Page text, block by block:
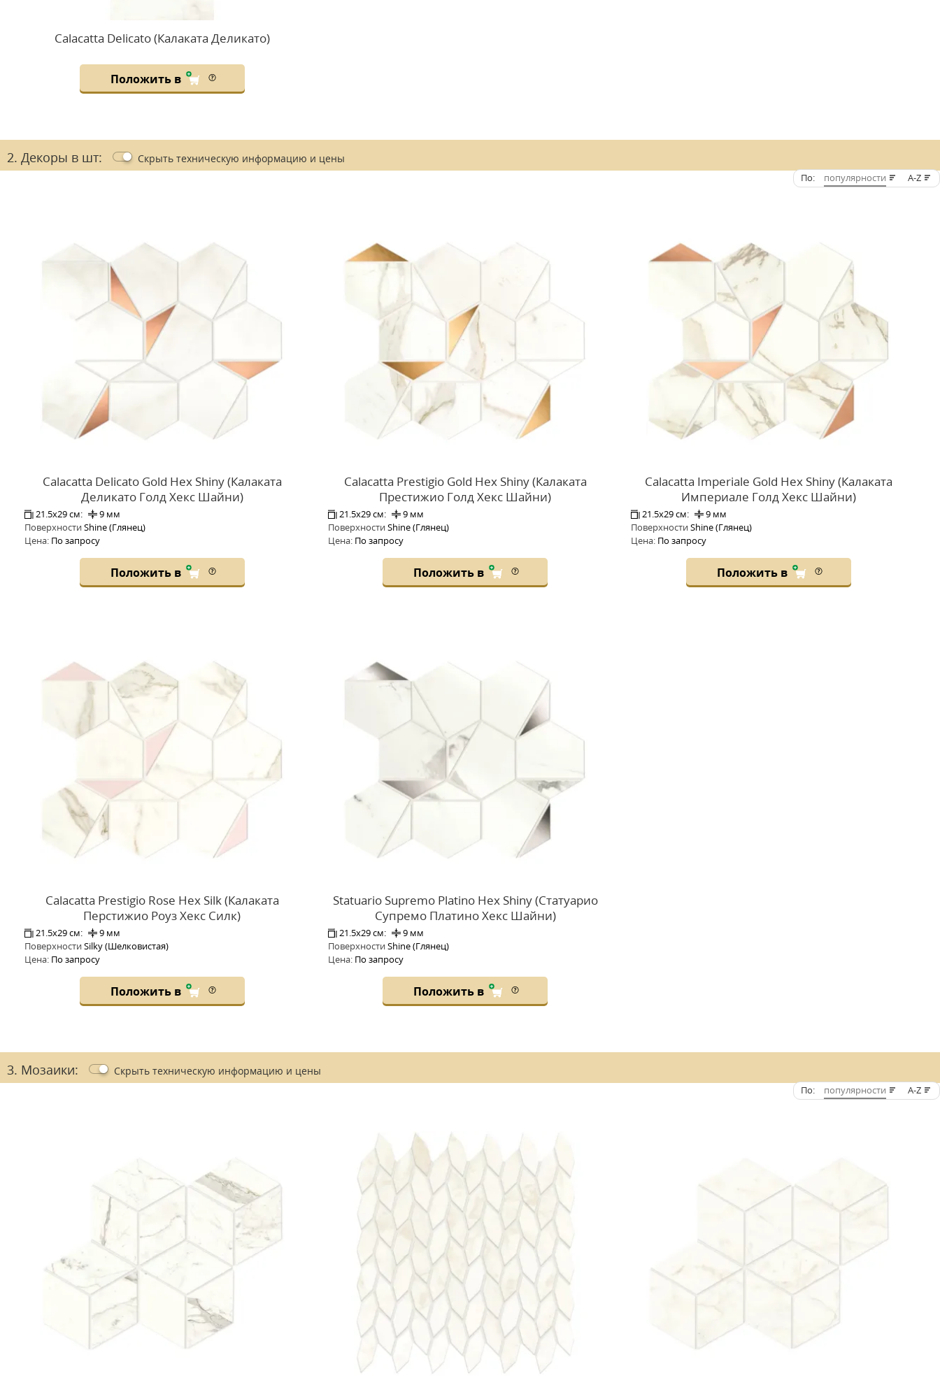
Calacatta Delicato (Калаката Деликато)
Положить в
2. Декоры в шт: Скрыть техническую информацию и цены
По: популярности A-Z
Calacatta Delicato Gold Hex Shiny (Калаката
Деликато Голд Хекс Шайни)
21.5x29 см:
9 мм
ПоверхностиShine (Глянец)
Цена: По запросу
Положить в
Calacatta Prestigio Gold Hex Shiny (Калаката
Престижио Голд Хекс Шайни)
21.5x29 см:
9 мм
ПоверхностиShine (Глянец)
Цена:По запросу
Положить в
Calacatta Imperiale Gold Hex Shiny (Калаката
Империале Голд Хекс Шайни)
21.5x29 см:
9 мм
ПоверхностиShine (Глянец)
Цена: По запросу
Положить в
Calacatta Prestigio Rose Hex Silk (Калаката
Перстижио Роуз Хекс Силк)
21.5x29 см:
9 мм
ПоверхностиSilky (Шелковистая)
Цена: По запросу
Положить в
Statuario Supremo Platino Hex Shiny (Статуарио
Супремо Платино Хекс Шайни)
21.5x29 см:
9 мм
ПоверхностиShine (Глянец)
Цена:По запросу
Положить в
3. Мозаики: Скрыть техническую информацию и цены
По: популярности A-Z